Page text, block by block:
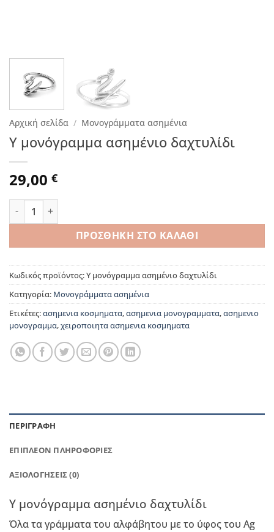
Αρχική σελίδα / Μονογράμματα ασημένια
Υ μονόγραμμα ασημένιο δαχτυλίδι
29,00 €
Υ μονόγραμμα ασημένιο δαχτυλίδι ποσότητα
ΠΡΟΣΘΉΚΗ ΣΤΟ ΚΑΛΆΘΙ
Κωδικός προϊόντος:Υ μονόγραμμα ασημένιο δαχτυλίδι
Κατηγορία: Μονογράμματα ασημένια
Ετικέτες:ασημενια κοσμηματα,ασημενια μονογραμματα,ασημενιο
μονογραμμα,χειροποιητα ασημενια κοσμηματα
ΠΕΡΙΓΡΑΦΉ
ΕΠΙΠΛΈΟΝ ΠΛΗΡΟΦΟΡΊΕΣ
ΑΞΙΟΛΟΓΉΣΕΙΣ (0)
Υ μονόγραμμα ασημένιο δαχτυλίδι
Όλα τα γράμματα του αλφάβητου με το ύφος του Ag